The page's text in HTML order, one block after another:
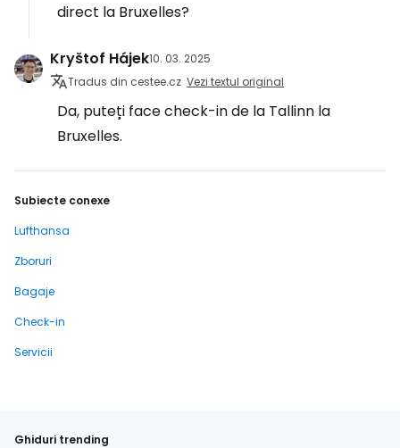
direct la Bruxelles?
Kryštof Hájek10. 03. 2025
Tradus din cestee.cz Vezi textul original
Da, puteți face check-in de la Tallinn la
Bruxelles.
Subiecte conexe
Lufthansa
Zboruri
Bagaje
Check-in
Servicii
Ghiduri trending